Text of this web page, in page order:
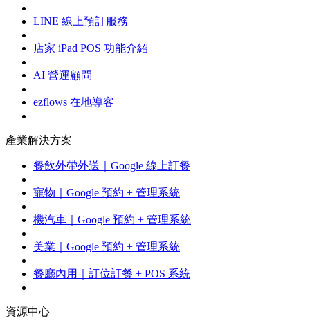
LINE 線上預訂服務
店家 iPad POS 功能介紹
AI 營運顧問
ezflows 在地導客
產業解決方案
餐飲外帶外送｜Google 線上訂餐
寵物｜Google 預約 + 管理系統
機汽車｜Google 預約 + 管理系統
美業｜Google 預約 + 管理系統
餐廳內用｜訂位訂餐 + POS 系統
資源中心